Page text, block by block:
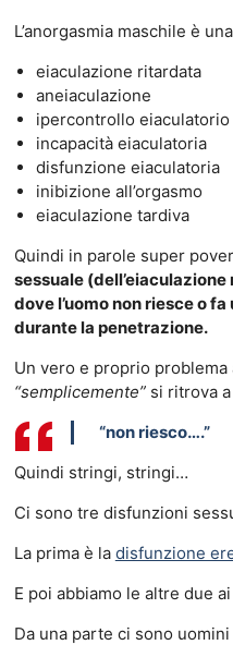
L’anorgasmia maschile è
eiaculazione ritardata
aneiaculazione
ipercontrollo eiaculatorio
incapacità eiaculatoria
disfunzione eiaculatoria
inibizione all’orgasmo
eiaculazione tardiva
Quindi in parole super
sessuale
dove l’uomo non riesce o
durante la penetrazione.
Un vero e proprio problema
“semplicemente”si ritrova
“non riesco….”
Quindi stringi, stringi…
Ci sono tre disfunzioni
La prima è la disfunzione
E poi abbiamo le altre due
Da una parte ci sono